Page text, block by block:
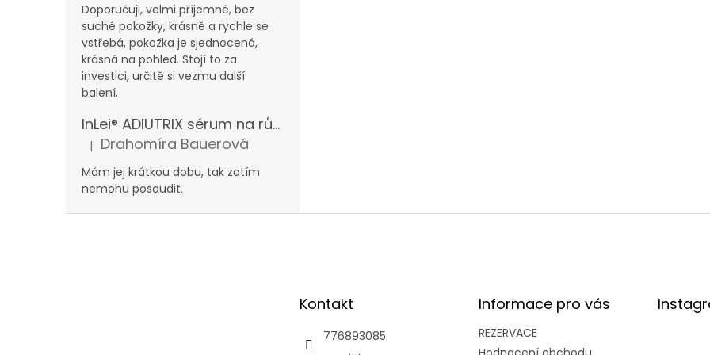
Doporučuji, velmi příjemné, bez
suché pokožky, krásně a rychle se
vstřebá, pokožka je sjednocená,
krásná na pohled. Stojí to za
investici, určitě si vezmu další
balení.
InLei® ADIUTRIX sérum na růst řas a obočí
Hodnocení produktu je 5 z 5 hvězdiček.
| Drahomíra Bauerová
Mám jej krátkou dobu, tak zatím
nemohu posoudit.
Kontakt
776893085
Informace pro vás
REZERVACE